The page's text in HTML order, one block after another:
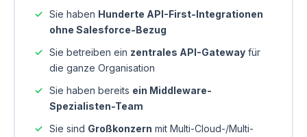
Sie haben Hunderte API-First-Integrationen
ohne Salesforce-Bezug
Sie betreiben ein zentrales API-Gateway für
die ganze Organisation
Sie haben bereits ein Middleware-
Spezialisten-Team
Sie sind Großkonzern mit Multi-Cloud-/Multi-